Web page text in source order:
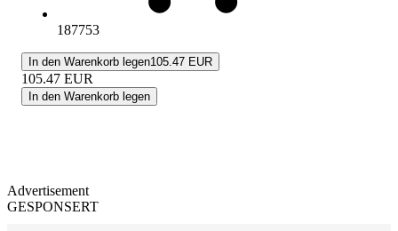
187753
In den Warenkorb legen105.47 EUR
105.47 EUR
In den Warenkorb legen
Advertisement
GESPONSERT